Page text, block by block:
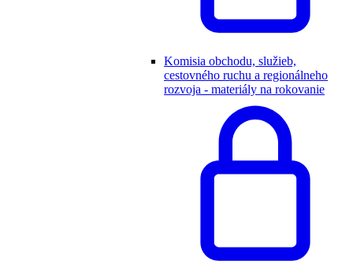
Komisia obchodu, služieb,
cestovného ruchu a regionálneho
rozvoja - materiály na rokovanie